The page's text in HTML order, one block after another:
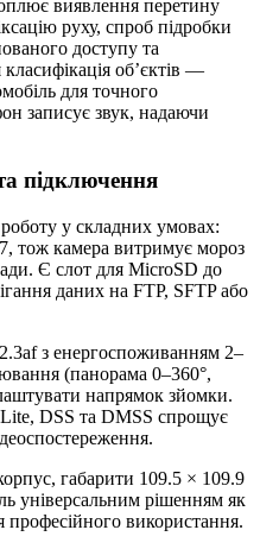
виявлення перетину
руху, спроб підробки
доступу та
об’єктів —
для точного
записує звук, надаючи
підключення
у складних умовах:
тож камера витримує мороз
Є слот для MicroSD до
даних на FTP, SFTP або
з енергоспоживанням 2–
(панорама 0–360°,
напрямок зйомки.
Lite, DSS та DMSS спрощує
габарити 109.5 × 109.9
універсальним рішенням як
професійного використання.